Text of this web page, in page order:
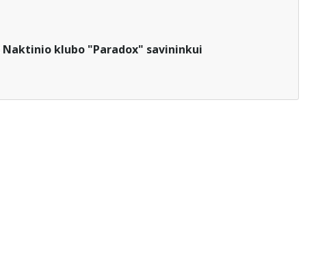
Naktinio klubo "Paradox" savininkui